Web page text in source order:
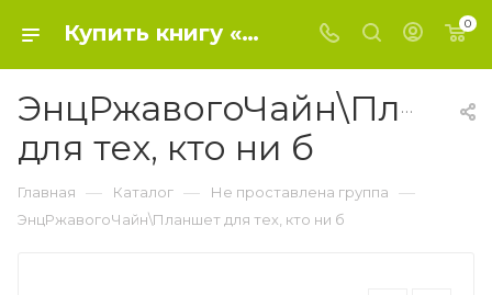
Купить книгу «ЭнцРжавогоЧайн\Планшет для тех, кто ни б» 2020, Левина Л.Т. - Не проставлена группа 0
для тех, кто ни б
Главная — Каталог — Не проставлена группа —
ЭнцРжавогоЧайн\Планшет для тех, кто ни б